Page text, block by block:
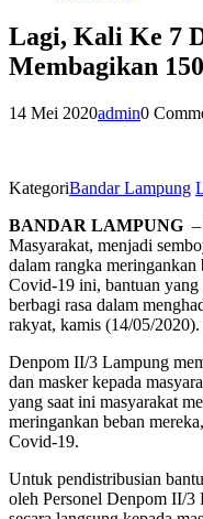
Lagi, Kali Ke 7
Membagikan
14 Mei 2020admin0
KategoriBandar Lampung
BANDAR LAMPUNG
Masyarakat, menjadi
dalam rangka meringankan
Covid-19 ini, bantuan
berbagi rasa dalam
rakyat, kamis (14/05/2020).
Denpom II/3 Lampung
dan masker kepada
yang saat ini masyarakat
meringankan beban
Covid-19.
Untuk pendistribusian
oleh Personel Denpom II/3